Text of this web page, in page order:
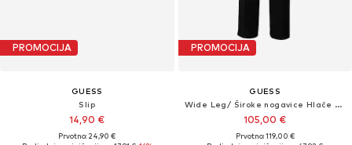
PROMOCIJA
GUESS
Slip
14,90 €
Prvotno: 24,90 €
PROMOCIJA
GUESS
Wide Leg/ Široke nogavice Hlače s naborima 'THEOLINE PERFECT'
105,00 €
Prvotno: 119,00 €